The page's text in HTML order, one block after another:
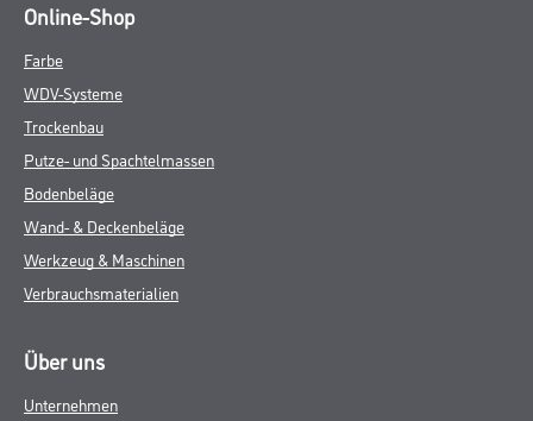
Online-Shop
Farbe
WDV-Systeme
Trockenbau
Putze- und Spachtelmassen
Bodenbeläge
Wand- & Deckenbeläge
Werkzeug & Maschinen
Verbrauchsmaterialien
Über uns
Unternehmen